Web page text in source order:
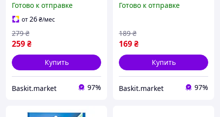
уткой 12 см 120 г 2 шт
Готово к отправке
от26₴/мес
259₴
279 ₴
Купить
Baskit.market 97%
уткой 10 см 70 г (2 шт.)
Готово к отправке
169₴
189 ₴
Купить
Baskit.market 97%